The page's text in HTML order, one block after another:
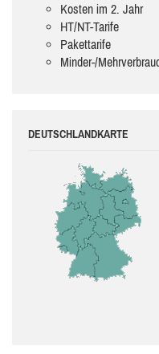
Kosten im 2. Jahr
HT/NT-Tarife
Pakettarife
Minder-/
DEUTSCHLANDKARTE